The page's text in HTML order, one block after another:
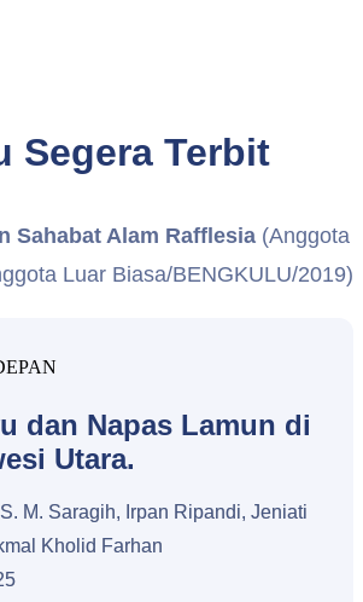
Segera Terbit
Sahabat Alam Rafflesia(Anggota
Luar Biasa/BENGKULU/2019)
dan Napas Lamun di
Utara.
M. Saragih, Irpan Ripandi, Jeniati
Kholid Farhan